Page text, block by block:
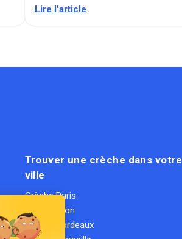
Lire l'article
Trouver une crèche dans votre
ville
Crèche Paris
Crèche Lyon
Crèche Bordeaux